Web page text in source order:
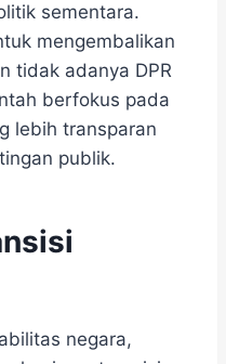
sementara.
mengembalikan
tidak adanya DPR
berfokus pada
lebih transparan
publik.
negara,